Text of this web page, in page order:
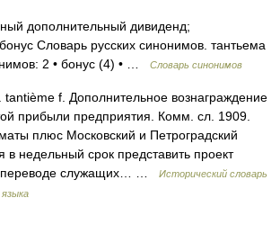
дополнительный дивиденд;
Словарь русских синонимов. тантьема
2 • бонус (4) • …
Словарь синонимов
f. Дополнительное вознаграждение
прибыли предприятия. Комм. сл. 1909.
плюс Московский и Петроградский
в недельный срок представить проект
переводе служащих… …
Исторический словарь
языка